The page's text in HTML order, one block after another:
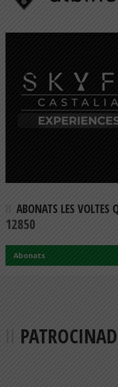
ABONATS LES VOLTES
12850
Abonats